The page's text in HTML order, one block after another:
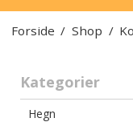
Forside / Shop /
Kategorier
Hegn